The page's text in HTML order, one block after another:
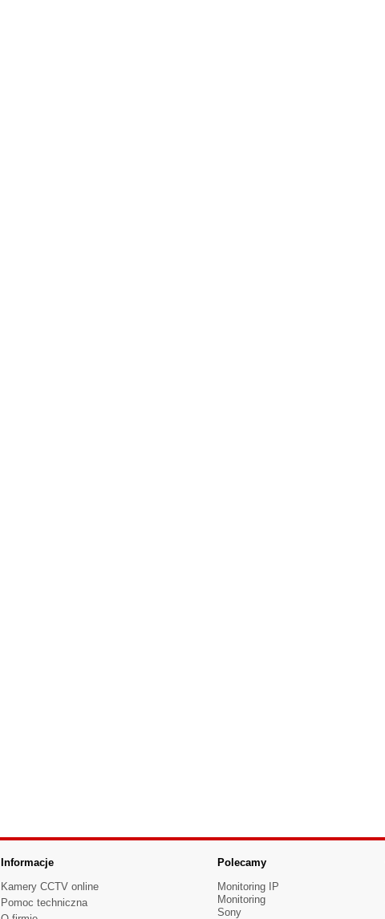
Informacje
Kamery CCTV online
Pomoc techniczna
Polecamy
Monitoring IP
Monitoring
Sony